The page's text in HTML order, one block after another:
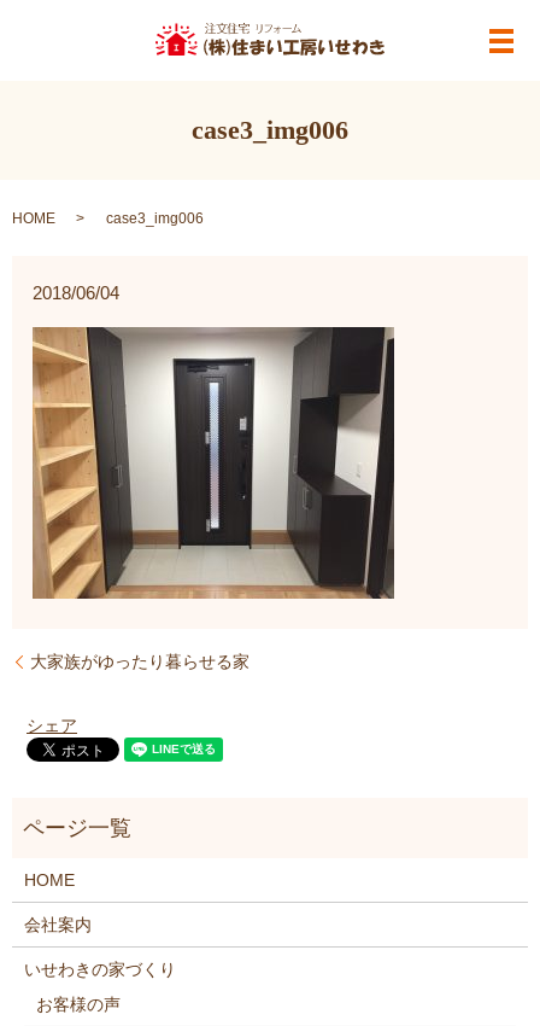
メ
case3_img006
HOME case3_img006
2018/06/04
大家族がゆったり暮らせる家
シェア
HOME
会社案内
いせわきの家づくり
お客様の声